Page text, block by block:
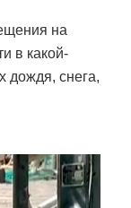
на
в какой-
дождя, снега,